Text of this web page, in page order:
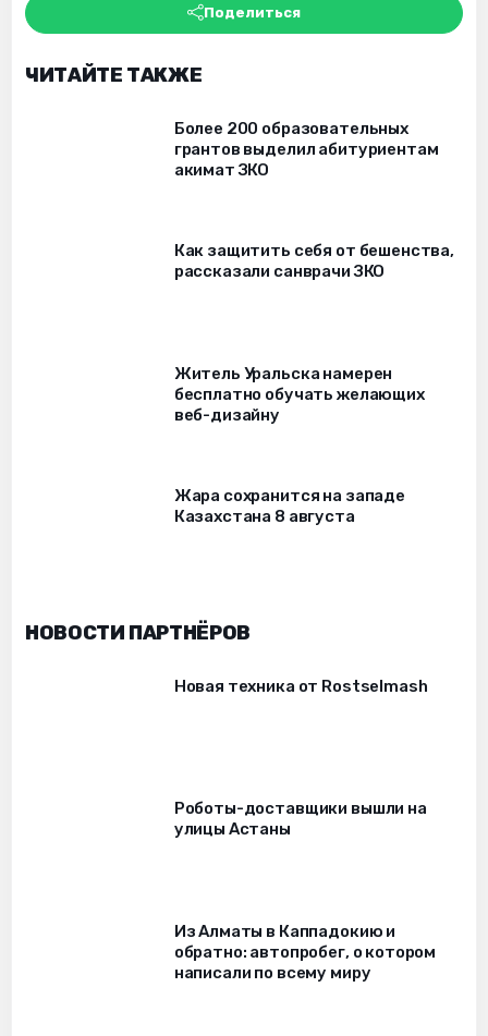
Поделиться
ЧИТАЙТЕ ТАКЖЕ
Более 200 образовательных
грантов выделил абитуриентам
акимат ЗКО
Как защитить себя от бешенства,
рассказали санврачи ЗКО
Житель Уральска намерен
бесплатно обучать желающих
веб-дизайну
Жара сохранится на западе
Казахстана 8 августа
НОВОСТИ ПАРТНЁРОВ
Новая техника от Rostselmash
Роботы-доставщики вышли на
улицы Астаны
Из Алматы в Каппадокию и
обратно: автопробег, о котором
написали по всему миру